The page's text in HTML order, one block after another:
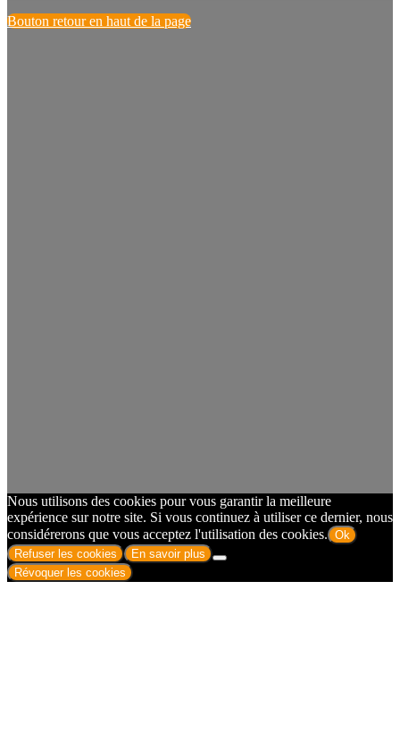
Bouton retour en haut de la page
Nous utilisons des cookies pour vous garantir la meilleure
expérience sur notre site. Si vous continuez à utiliser ce dernier, nous
considérerons que vous acceptez l'utilisation des cookies. Ok
Refuser les cookies
En savoir plus
Révoquer les cookies